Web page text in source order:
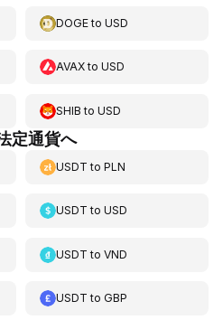
DOGEtoUSD
AVAXtoUSD
SHIB toUSD
定通貨へ
USDT toPLN
USDT toUSD
USDT toVND
USDT toGBP